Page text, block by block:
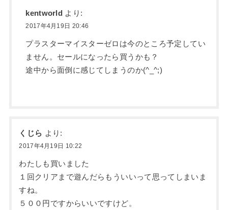
kentworld より:
2017年4月19日 20:46
プラスターマイスターゼロは今のところ予定してい
ません。セールになったら買うかも？
途中から面倒に感じてしまうのか(^_^;)
くじら より:
2017年4月19日 10:22
わたしも買いました
１回クリアまで遊んだらもういいって思ってしまいま
すね。
５００円ですからいいですけど。